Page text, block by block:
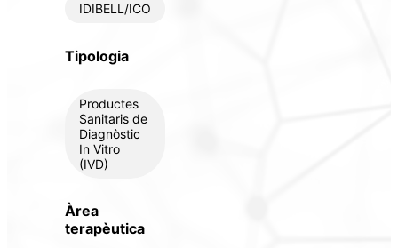
IDIBELL/ICO
Tipologia
Productes
Sanitaris de
Diagnòstic
In Vitro
(IVD)
Àrea
terapèutica